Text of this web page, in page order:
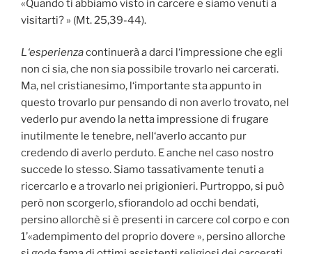
«Quando ti abbiamo visto in carcere e siamo venuti a
visitarti? » (Mt. 25,39-44).
L‘esperienzacontinuerà a darci l‘impressione che egli
non ci sia, che non sia possibile trovarlo nei carcerati.
Ma, nel cristianesimo, l‘importante sta appunto in
questo trovarlo pur pensando di non averlo trovato, nel
vederlo pur avendo la netta impressione di frugare
inutilmente le tenebre, nell‘averlo accanto pur
credendo di averlo perduto. E anche nel caso nostro
succede lo stesso. Siamo tassativamente tenuti a
ricercarlo e a trovarlo nei prigionieri. Purtroppo, si può
però non scorgerlo, sfiorandolo ad occhi bendati,
persino allorchè si è presenti in carcere col corpo e con
1’«adempimento del proprio dovere »‚ persino allorche